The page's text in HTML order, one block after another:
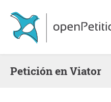
Petición en Viator